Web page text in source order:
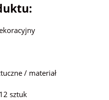
/ materiał
12 sztuk